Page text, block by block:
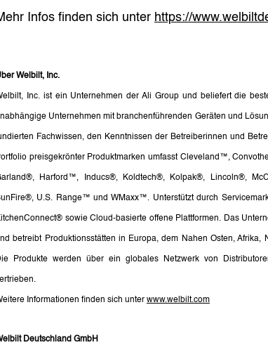
Infos finden sich unter https://
Welbilt, Inc.
Inc. ist ein Unternehmen der Ali Group und beliefert die
Unternehmen mit branchenführenden Geräten und
Fachwissen, den Kenntnissen der Betreiberinnen und
preisgekrönter Produktmarken umfasst Cleveland™,
Harford™, Inducs®, Koldtech®, Kolpak®, Lincoln®,
U.S. Range™ und WMaxx™. Unterstützt durch
sowie Cloud-basierte offene Plattformen. Das
betreibt Produktionsstätten in Europa, dem Nahen Osten,
Produkte werden über ein globales Netzwerk von
Informationen finden sich unter www.welbilt.com
Deutschland GmbH